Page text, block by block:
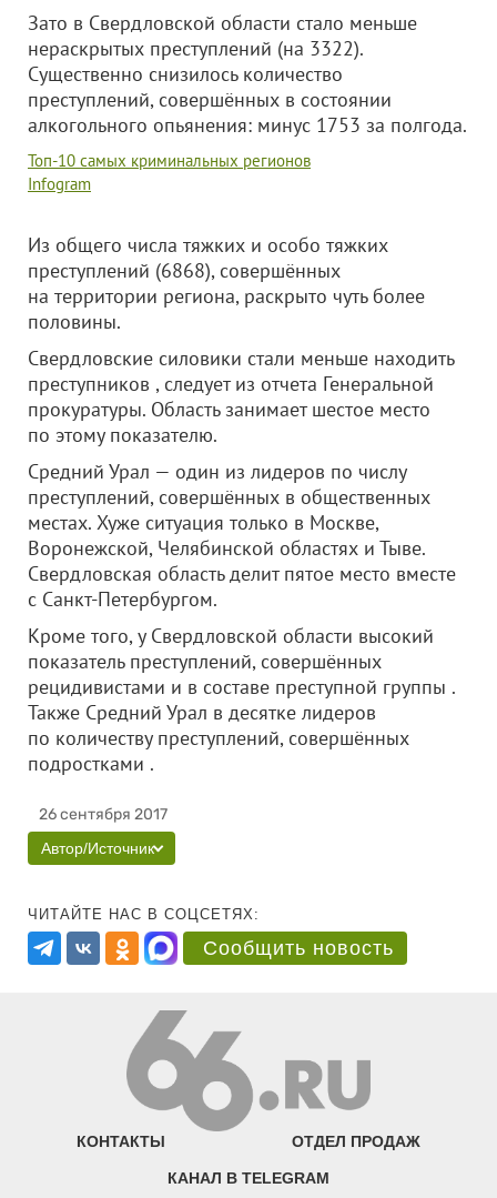
Зато в Свердловской области стало меньше
нераскрытых преступлений (на 3322).
Существенно снизилось количество
преступлений, совершённых в состоянии
алкогольного опьянения: минус 1753 за полгода.
Топ-10 самых криминальных регионов
Infogram
Из общего числа тяжких и особо тяжких
преступлений (6868), совершённых
на территории региона, раскрыто чуть более
половины.
Свердловские силовики стали меньше находить
преступников , следует из отчета Генеральной
прокуратуры. Область занимает шестое место
по этому показателю.
Средний Урал — один из лидеров по числу
преступлений, совершённых в общественных
местах. Хуже ситуация только в Москве,
Воронежской, Челябинской областях и Тыве.
Свердловская область делит пятое место вместе
с Санкт-Петербургом.
Кроме того, у Свердловской области высокий
показатель преступлений, совершённых
рецидивистами и в составе преступной группы .
Также Средний Урал в десятке лидеров
по количеству преступлений, совершённых
подростками .
26 сентября 2017
Автор/Источник
ЧИТАЙТЕ НАС В СОЦСЕТЯХ:
Сообщить новость
КОНТАКТЫ ОТДЕЛ ПРОДАЖ
КАНАЛ В TELEGRAM